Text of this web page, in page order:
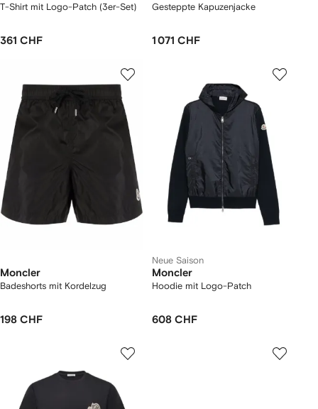
T-Shirt mit Logo-Patch (3er-Set)
361 CHF
Gesteppte Kapuzenjacke
1 071 CHF
Moncler
Badeshorts mit Kordelzug
198 CHF
Neue Saison
Moncler
Hoodie mit Logo-Patch
608 CHF